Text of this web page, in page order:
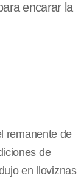
encarar la
remanente de
de
en lloviznas